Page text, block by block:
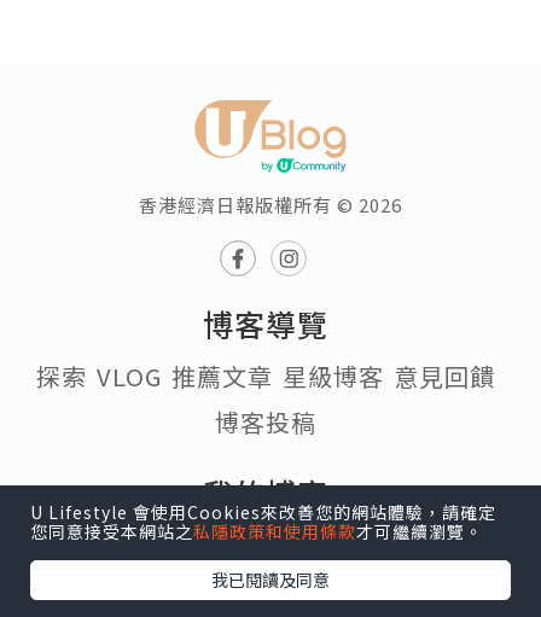
香港經濟日報版權所有 © 2026
博客導覽
探索 VLOG 推薦文章 星級博客 意見回饋
博客投稿
我的博客
個人頁面 帳戶設定 我的收藏 我的追蹤
我的博客
U Lifestyle 會使用Cookies來改善您的網站體驗，請確定
您同意接受本網站之私隱政策和使用條款才可繼續瀏覽。
我已閱讀及同意